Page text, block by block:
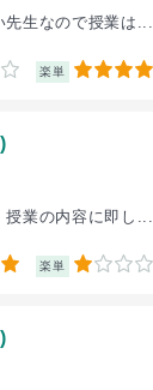
先生なので授業は...
楽単 4
授業の内容に即し...
楽単 1